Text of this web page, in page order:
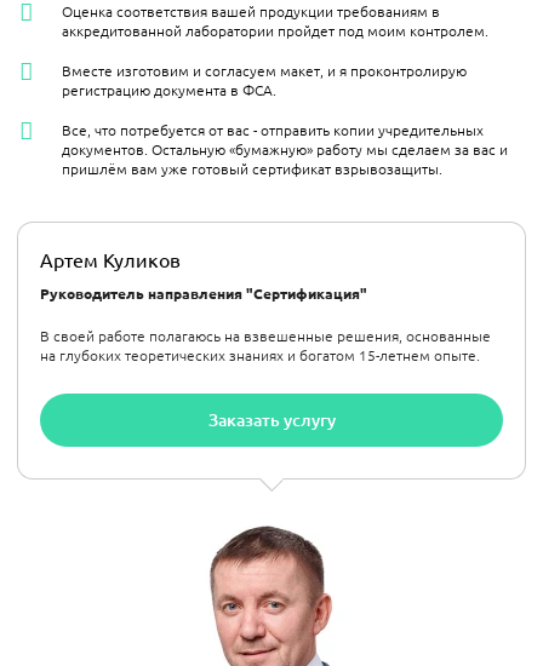
Артем Куликов
Руководитель направления "Сертификация"
В своей работе полагаюсь на взвешенные решения, основанные
на глубоких теоретических знаниях и богатом 15-летнем опыте.
Заказать услугу
Оценка соответствия вашей продукции требованиям в
аккредитованной лаборатории пройдет под моим контролем.
Вместе изготовим и согласуем макет, и я проконтролирую
регистрацию документа в ФСА.
Все, что потребуется от вас - отправить копии учредительных
документов. Остальную «бумажную» работу мы сделаем за вас и
пришлём вам уже готовый сертификат взрывозащиты.